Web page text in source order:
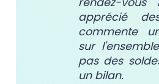
apprécié
commente
sur
pas des
un bilan.